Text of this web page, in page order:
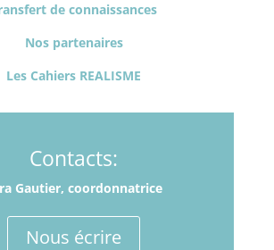
de connaissances
Nos partenaires
Les Cahiers REALISME
Contacts:
Gautier, coordonnatrice
Nous écrire